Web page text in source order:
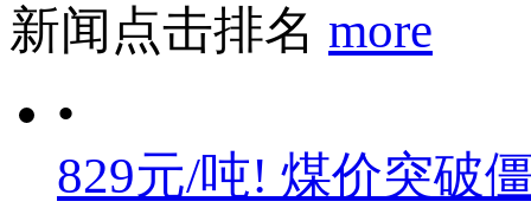
新闻点击排名 more
•
829元/吨! 煤价突破